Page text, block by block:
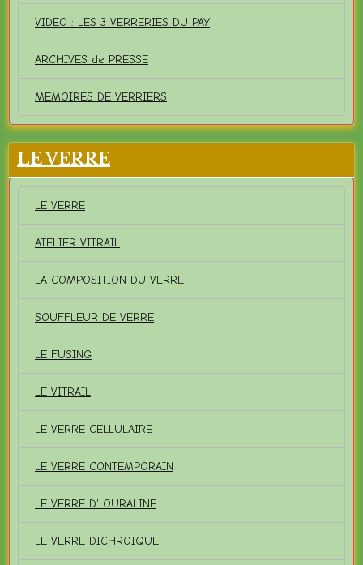
VIDEO : LES 3 VERRERIES DU PAY
ARCHIVES de PRESSE
MEMOIRES DE VERRIERS
LE VERRE
LE VERRE
ATELIER VITRAIL
LA COMPOSITION DU VERRE
SOUFFLEUR DE VERRE
LE FUSING
LE VITRAIL
LE VERRE CELLULAIRE
LE VERRE CONTEMPORAIN
LE VERRE D' OURALINE
LE VERRE DICHROIQUE